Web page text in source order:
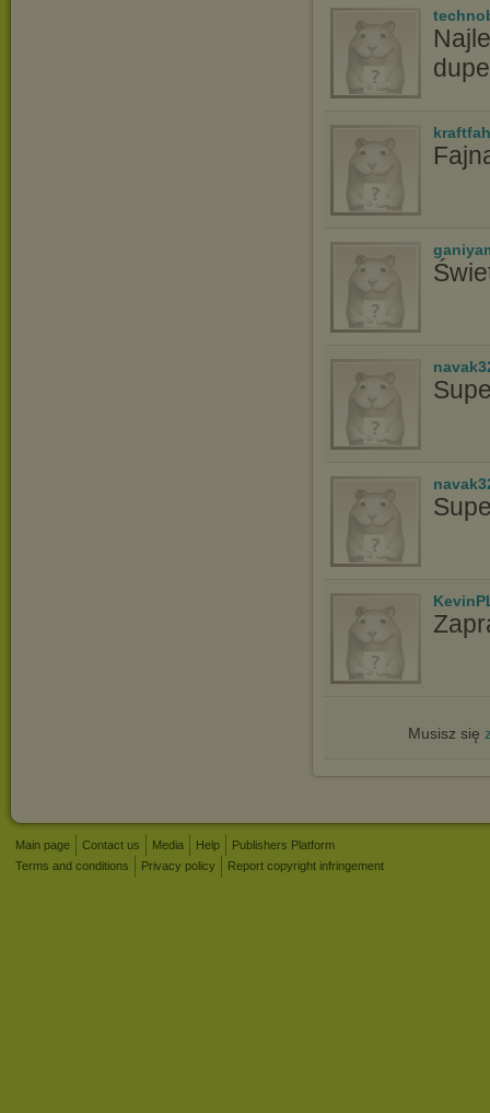
Musisz się
Main page Contact us Media Help
Publishers Platform
Terms and conditions
Privacy policy Report copyright infringement